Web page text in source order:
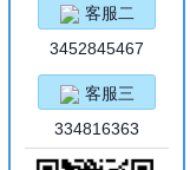
客服二
3452845467
客服三
334816363